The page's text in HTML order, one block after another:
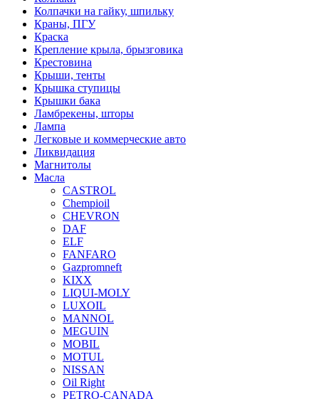
Колпачки на гайку, шпильку
Краны, ПГУ
Краска
Крепление крыла, брызговика
Крестовина
Крыши, тенты
Крышка ступицы
Крышки бака
Ламбрекены, шторы
Лампа
Легковые и коммерческие авто
Ликвидация
Магнитолы
Масла
CASTROL
Chempioil
CHEVRON
DAF
ELF
FANFARO
Gazpromneft
KIXX
LIQUI-MOLY
LUXOIL
MANNOL
MEGUIN
MOBIL
MOTUL
NISSAN
Oil Right
PETRO-CANADA